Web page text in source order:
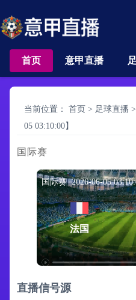
首页 意甲直播
当前位置： 首页 > 足球直播 >
05 03:10:00】
国际赛
国际赛 2026-06-05
法国
直播信号源